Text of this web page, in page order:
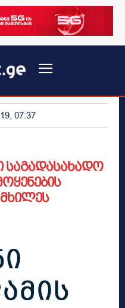
07:37
საგადასახადო